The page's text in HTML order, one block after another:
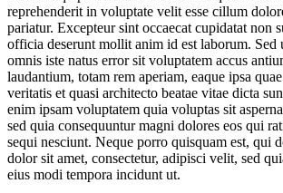
reprehenderit in voluptate velit esse cillum
pariatur. Excepteur sint occaecat cupidatat non
officia deserunt mollit anim id est laborum. Sed
omnis iste natus error sit voluptatem accus
laudantium, totam rem aperiam, eaque ipsa
veritatis et quasi architecto beatae vitae dicta
enim ipsam voluptatem quia voluptas sit
sed quia consequuntur magni dolores eos qui
sequi nesciunt. Neque porro quisquam est, qui
dolor sit amet, consectetur, adipisci velit, sed
eius modi tempora incidunt ut.